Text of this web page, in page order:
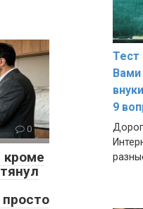
0
просто
Тест
9